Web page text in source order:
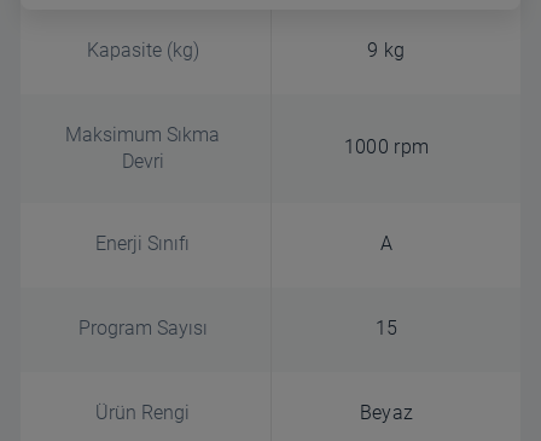
Kapasite (kg) 9 kg
Maksimum Sıkma
Devri
1000 rpm
Enerji Sınıfı A
Program Sayısı 15
Ürün Rengi Beyaz